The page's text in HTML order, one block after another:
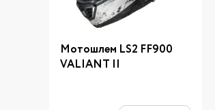
Мотошлем LS2 FF900
VALIANT II